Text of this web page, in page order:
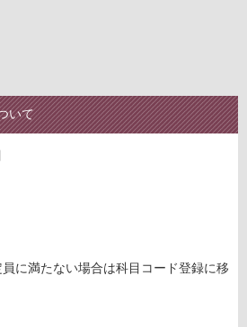
いて
に満たない場合は科目コード登録に移